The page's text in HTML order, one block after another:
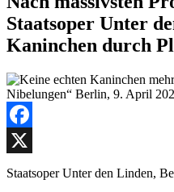
Staatsoper Unter
Kaninchen durch
Facebook
X
Staatsoper Unter den Linden,